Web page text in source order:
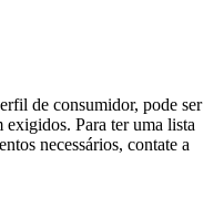
de consumidor, pode ser
exigidos. Para ter uma lista
necessários, contate a